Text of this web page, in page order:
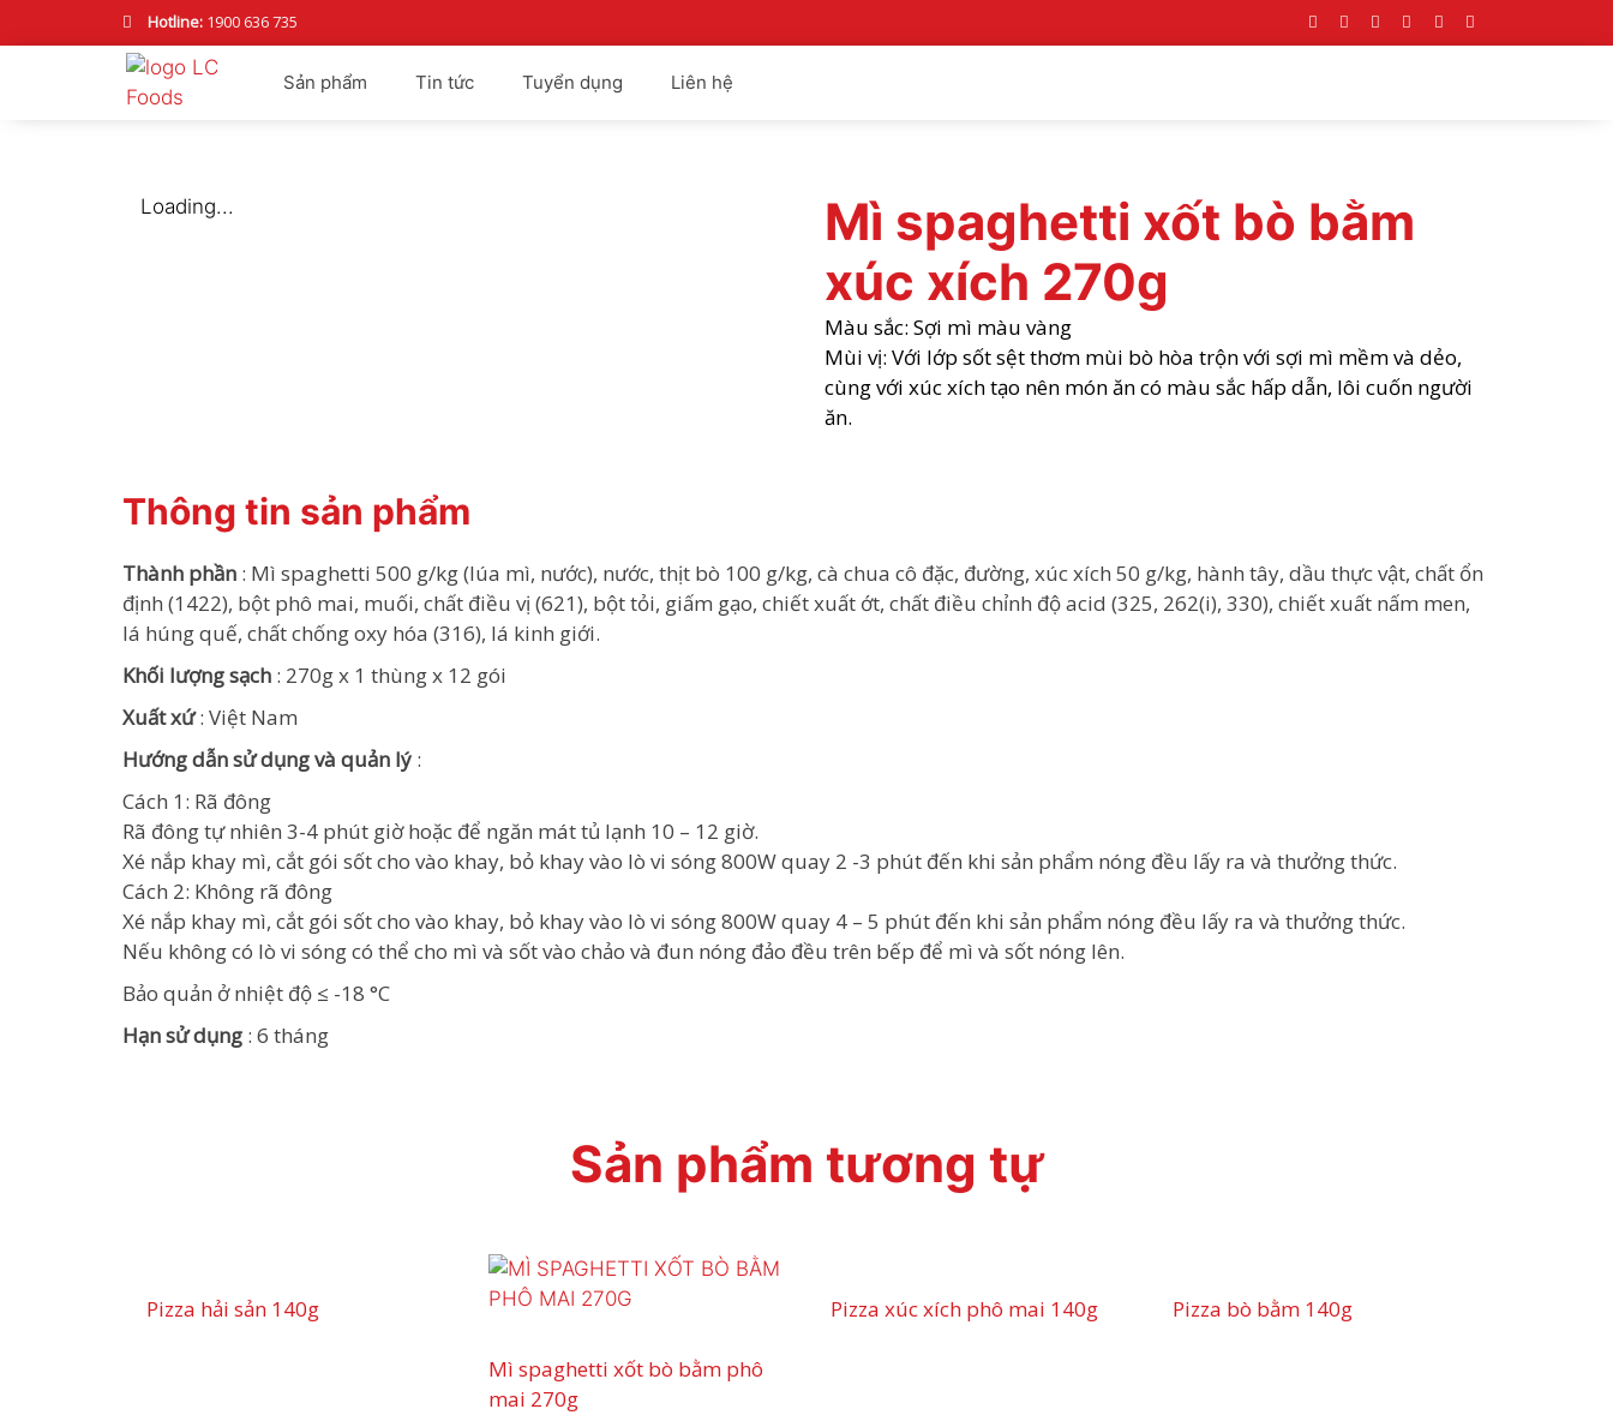
tới
Hotline: 1900 636 735
Sản phẩm Tin tức Tuyển dụng Liên hệ
Loading...
Mì spaghetti xốt bò bằm
xúc xích 270g
Màu sắc: Sợi mì màu vàng
Mùi vị: Với lớp sốt sệt thơm mùi bò hòa trộn với sợi mì mềm và dẻo,
cùng với xúc xích tạo nên món ăn có màu sắc hấp dẫn, lôi cuốn người
ăn.
Thông tin sản phẩm
Thành phần : Mì spaghetti 500 g/kg (lúa mì, nước), nước, thịt bò 100 g/kg, cà chua cô đặc, đường, xúc xích 50 g/kg, hành tây, dầu thực vật, chất ổn
định (1422), bột phô mai, muối, chất điều vị (621), bột tỏi, giấm gạo, chiết xuất ớt, chất điều chỉnh độ acid (325, 262(i), 330), chiết xuất nấm men,
lá húng quế, chất chống oxy hóa (316), lá kinh giới.
Khối lượng sạch : 270g x 1 thùng x 12 gói
Xuất xứ: Việt Nam
Hướng dẫn sử dụng và quản lý :
Cách 1: Rã đông
Rã đông tự nhiên 3-4 phút giờ hoặc để ngăn mát tủ lạnh 10 – 12 giờ.
Xé nắp khay mì, cắt gói sốt cho vào khay, bỏ khay vào lò vi sóng 800W quay 2 -3 phút đến khi sản phẩm nóng đều lấy ra và thưởng thức.
Cách 2: Không rã đông
Xé nắp khay mì, cắt gói sốt cho vào khay, bỏ khay vào lò vi sóng 800W quay 4 – 5 phút đến khi sản phẩm nóng đều lấy ra và thưởng thức.
Nếu không có lò vi sóng có thể cho mì và sốt vào chảo và đun nóng đảo đều trên bếp để mì và sốt nóng lên.
Bảo quản ở nhiệt độ ≤ -18 °C
Hạn sử dụng : 6 tháng
Sản phẩm tương tự
Pizza hải sản 140g
Mì spaghetti xốt bò bằm phô
mai 270g
Pizza xúc xích phô mai 140g Pizza bò bằm 140g